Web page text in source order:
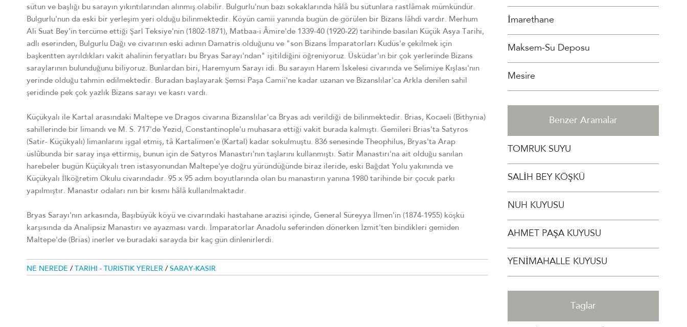
sütun ve başlığı bu sarayın yıkıntılarından alınmış olabilir. Bulgurlu'nun bazı sokaklarında hâlâ bu sütunlara rastlâmak mümkündür.
Bulgurlu'nun da eski bir yerleşim yeri olduğu bilinmektedir. Köyün camii yanında bugün de görülen bir Bizans lâhdi vardır. Merhum
Ali Suat Bey'in tercüme ettiği Şarl Teksiye'nin (1802-1871), Matbaa-i Âmire'de 1339-40 (1920-22) tarihinde basılan Küçük Asya Tarihi,
adlı eserinden, Bulgurlu Dağı ve civarının eski adının Damatris olduğunu ve "son Bizans İmparatorları Kudüs'e çekilmek için
başkentten ayrıldıkları vakit ahalinin feryatları bu Bryas Sarayı'ndan" işitildiğini öğreniyoruz. Üsküdar'ın bir çok yerlerinde Bizans
saraylarının bulunduğunu biliyoruz. Bunlardan biri, Haremyum Sarayı idi. Bu sarayın Harem İskelesi civarında ve Selimiye Kışlası'nın
yerinde olduğu tahmin edilmektedir. Buradan başlayarak Şemsi Paşa Camii'ne kadar uzanan ve Bizanslılar'ca Arkla denilen sahil
şeridinde pek çok yazlık Bizans sarayı ve kasrı vardı.
Küçükyalı ile Kartal arasındaki Maltepe ve Dragos civarına Bizanslılar'ca Bryas adı verildiği de bilinmektedir. Brias, Kocaeli (Bithynia)
sahillerinde bir limandı ve M. S. 717'de Yezid, Constantinople'u muhasara ettiği vakit burada kalmıştı. Gemileri Brias'ta Satyros
(Satir- Küçükyalı) limanlarını işgal etmiş, tâ Kartalimen'e (Kartal) kadar sokulmuştu. 836 senesinde Theophilus, Bryas'ta Arap
üslûbunda bir saray inşa ettirmiş, bunun için de Satyros Manastırı'nın taşlarını kullanmıştı. Satir Manastırı'na ait olduğu sanılan
harebeler bugün Küçükyalı tren istasyonundan Maltepe'ye doğru yüründüğünde biraz ileride, eski Bağdat Yolu yakınında ve
Küçükyalı İlköğretim Okulu civarındadır. 95 x 95 adım boyutlarında olan bu manastırın yanına 1980 tarihinde bir çocuk parkı
yapılmıştır. Manastır odaları nın bir kısmı hâlâ kullanılmaktadır.
Bryas Sarayı'nın arkasında, Başıbüyük köyü ve civarındaki hastahane arazisi içinde, General Süreyya İlmen'in (1874-1955) köşkü
karşısında da Analipsiz Manastırı ve ayazması vardı. İmparatorlar Anadolu seferinden dönerken İzmit'ten bindikleri gemiden
Maltepe'de (Brias) inerler ve buradaki sarayda bir kaç gün dinlenirlerdi.
NE NEREDE / TARIHI - TURISTIK YERLER / SARAY-KASIR
İmarethane
Maksem-Su Deposu
Mesire
Benzer Aramalar
TOMRUK SUYU
SALİH BEY KÖŞKÜ
NUH KUYUSU
AHMET PAŞA KUYUSU
YENİMAHALLE KUYUSU
Taglar